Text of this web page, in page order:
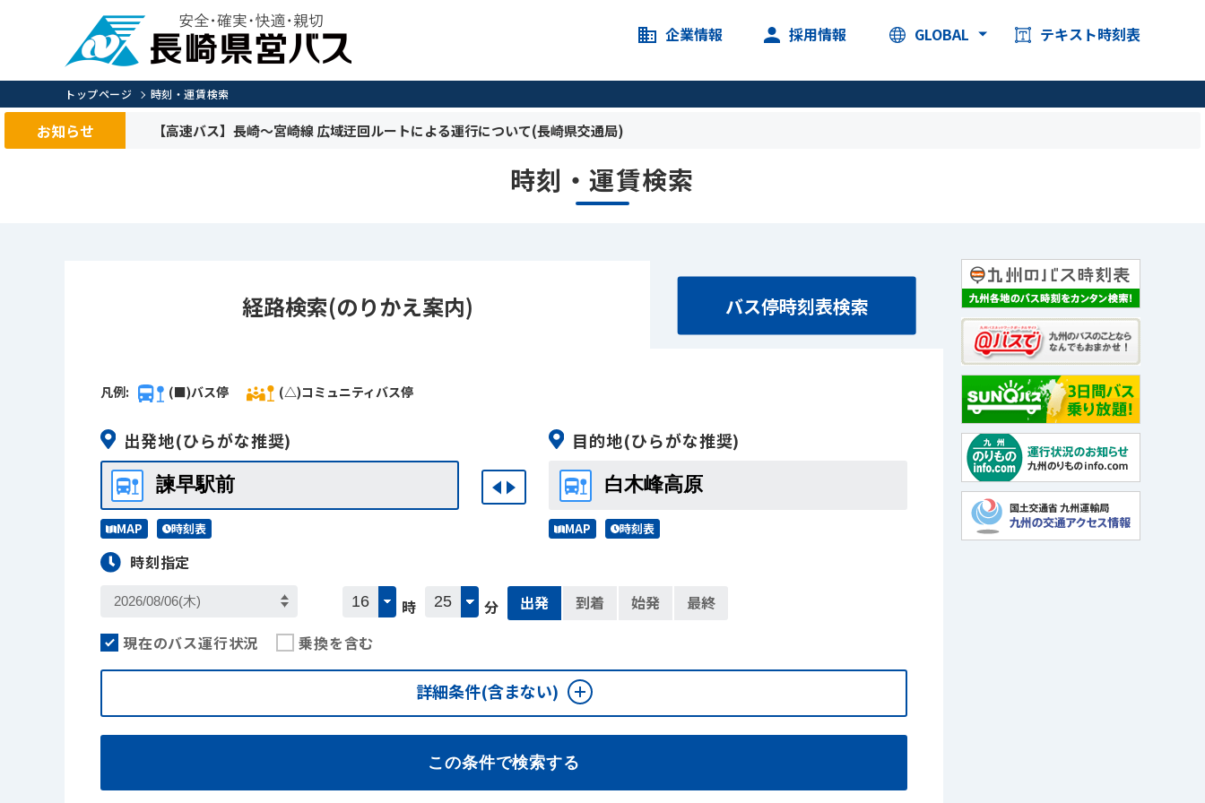
企業情報 採用情報 GLOBAL テキスト時刻表
トップページ 時刻・運賃検索
お知らせ 【高速バス】長崎～宮崎線 広域迂回ルートによる運行について(長崎県交通局)
時刻・運賃検索
経路検索(のりかえ案内) バス停時刻表検索
凡例: (■)バス停 (△)コミュニティバス停
出発地(ひらがな推奨)
MAP 時刻表
目的地(ひらがな推奨)
MAP 時刻表
時刻指定
時 分 出発 到着 始発
最終
現在のバス運行状況
乗換を含む
詳細条件(含まない)
この条件で検索する